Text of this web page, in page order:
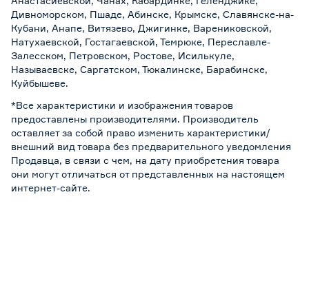
Дивноморском, Пшаде, Абинске, Крымске, Славянске-на-
Кубани, Анапе, Витязево, Джигинке, Варениковской,
Натухаевской, Гостагаевской, Темрюке, Переславле-
Залесском, Петровском, Ростове, Исилькуле,
Называевске, Саргатском, Тюкалинске, Барабинске,
Куйбышеве.
*Все характеристики и изображения товаров
предоставлены производителями. Производитель
оставляет за собой право изменить характеристики/
внешний вид товара без предварительного уведомления
Продавца, в связи с чем, на дату приобретения товара
они могут отличаться от представленных на настоящем
интернет-сайте.